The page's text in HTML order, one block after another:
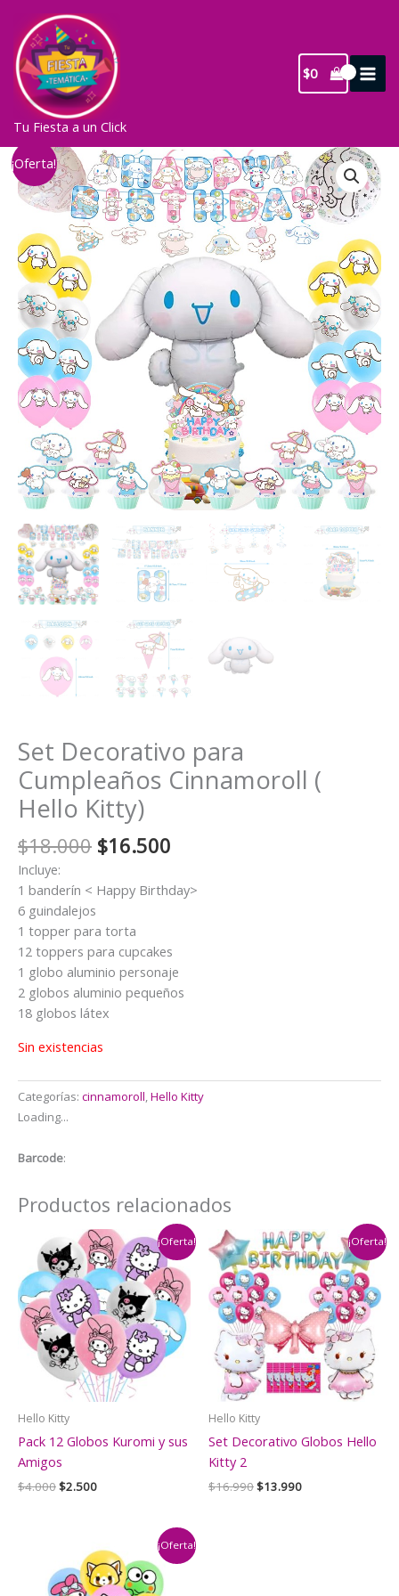
contenido
Tu Fiesta a un Click
$0
¡Oferta!
Set Decorativo para
Cumpleaños Cinnamoroll (
Hello Kitty)
$18.000 El
original
era:
$18.000.
$16.500
actual
es:
Incluye:
1 banderín < Happy Birthday>
6 guindalejos
1 topper para torta
12 toppers para cupcakes
1 globo aluminio personaje
2 globos aluminio pequeños
18 globos látex
Sin existencias
Categorías: cinnamoroll,Hello Kitty
Loading...
Barcode:
Productos relacionados
¡Oferta!
Hello Kitty
Pack 12 Globos Kuromi y sus
Amigos
$4.000El
$4.000.
$2.500El
$2.500.
¡Oferta!
Hello Kitty
Set Decorativo Globos Hello
Kitty 2
$16.990El
$13.990El
¡Oferta!